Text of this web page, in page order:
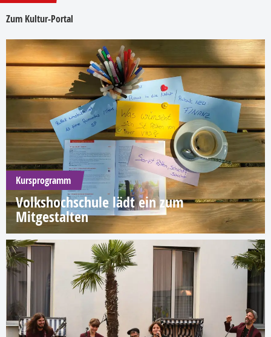
Zum Kultur-Portal
Kursprogramm
Volkshochschule lädt ein zum
Mitgestalten